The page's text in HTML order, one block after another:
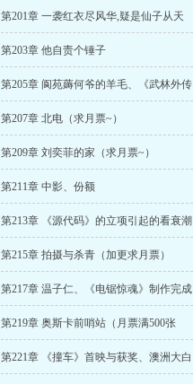
第201章 一袭红衣尽风华,疑是仙子从天
第203章 他自责个锤子
第205章 阆苑薅何爷的羊毛、《武林外传
第207章 北电（求月票~）
第209章 刘奕菲的家（求月票~）
第211章 中影、份额
第213章 《源代码》的立项引起的看衰潮
第215章 拍摄与杀青（加更求月票）
第217章 温子仁、《电锯惊魂》制作完成
第219章 奥斯卡前哨站（月票满500张
第221章 《撞车》首映与获奖、澳洲大白